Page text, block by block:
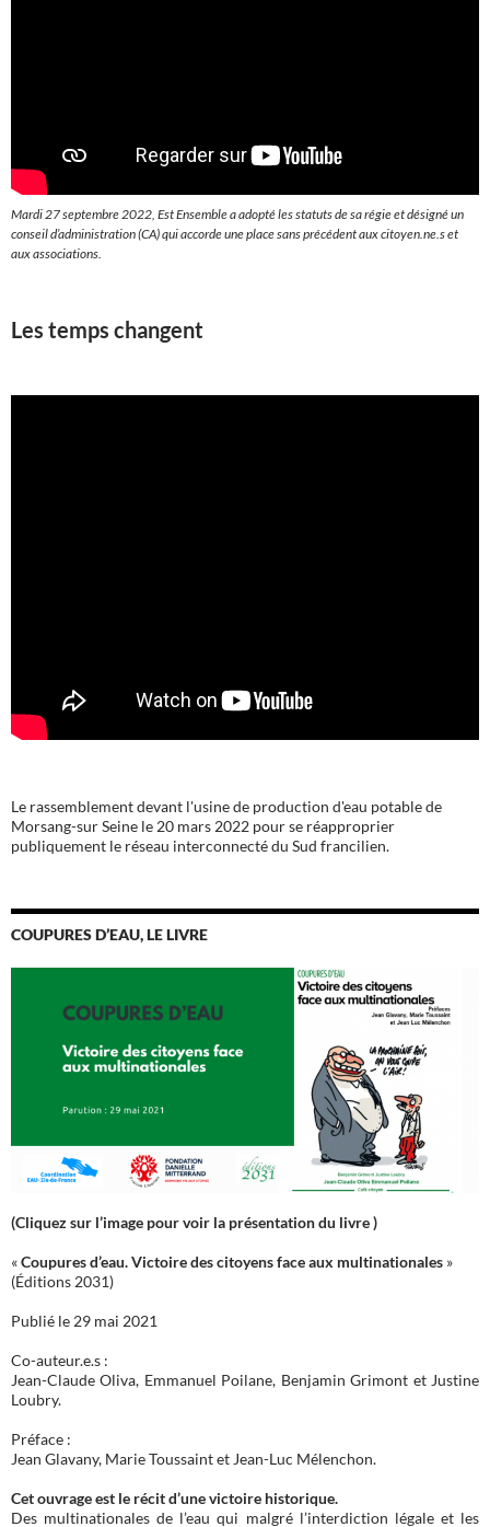
Mardi 27 septembre 2022, Est Ensemble a adopté les statuts de sa régie et désigné un
conseil d’administration (CA) qui accorde une place sans précédent aux citoyen.ne.s et
aux associations.
Les temps changent
Le rassemblement devant l'usine de production d'eau potable de
Morsang-sur Seine le 20 mars 2022 pour se réapproprier
publiquement le réseau interconnecté du Sud francilien.
COUPURES D’EAU, LE LIVRE
(Cliquez sur l’image pour voir la présentation du livre )
«Coupures d’eau. Victoire des citoyens face aux multinationales »
(Éditions 2031)
Publié le 29 mai 2021
Co-auteur.e.s :
Jean-Claude Oliva, Emmanuel Poilane, Benjamin Grimont et Justine
Loubry.
Préface :
Jean Glavany, Marie Toussaint et Jean-Luc Mélenchon.
Cet ouvrage est le récit d’une victoire historique.
Des multinationales de l’eau qui malgré l’interdiction légale et les